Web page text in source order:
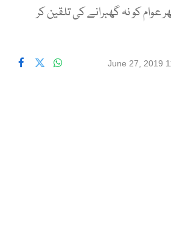
عوام کو نہ گھبرانے کی تلقین کر
June 27, 2019